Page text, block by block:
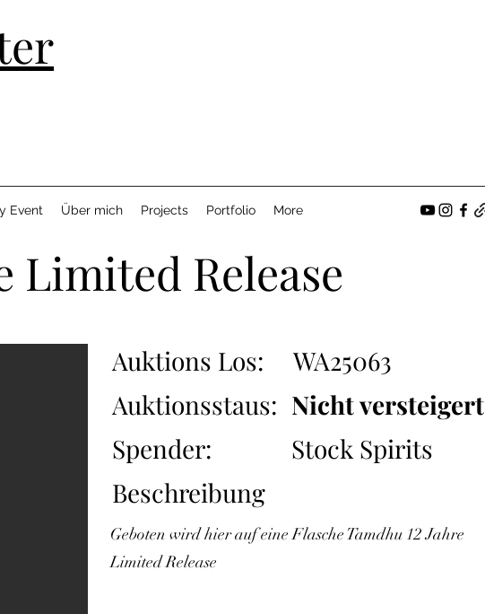
Event Über mich Projects Portfolio More
Limited Release
Auktions Los:
WA25063
Auktionsstaus: Nicht versteigert
Spender:
Stock Spirits
Beschreibung
Geboten wird hier auf eine Flasche Tamdhu 12 Jahre
Limited Release